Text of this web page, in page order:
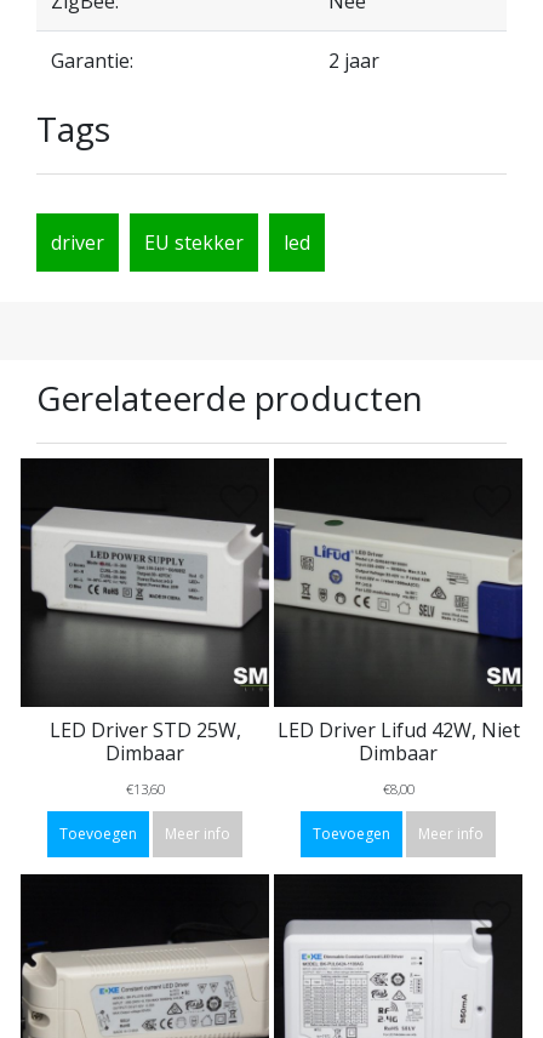
Garantie: 2 jaar
Tags
driver EU stekker led
Gerelateerde producten
LED Driver STD 25W,
Dimbaar
€13,60
Toevoegen Meer info
LED Driver Lifud 42W, Niet
Dimbaar
€8,00
Toevoegen Meer info